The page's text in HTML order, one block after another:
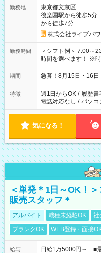
勤務地
東京都文京区
後楽園駅から徒歩5分
から徒歩7分
株式会社ライブパ
勤務時間
＜シフト例＞ 7:00～23:00 13:30
時間を選べます！ ※
期間 急募！8月15日・16日
特徴 週1日からOK / 履歴書
電話対応なし / パソコ
気になる！
＜単発＊1日～OK！
販売スタッフ＊
アルバイト 職種未経験OK 社
ブランクOK
WEB登録・面接
給与
日給1万5000円～ ■